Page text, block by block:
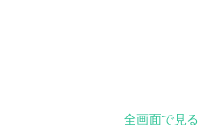
全画面で見る